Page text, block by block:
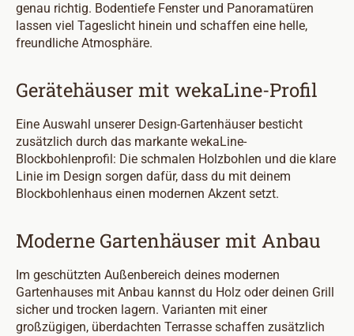
genau richtig. Bodentiefe Fenster und Panoramatüren
lassen viel Tageslicht hinein und schaffen eine helle,
freundliche Atmosphäre.
Gerätehäuser mit wekaLine-Profil
Eine Auswahl unserer Design-Gartenhäuser besticht
zusätzlich durch das markante wekaLine-
Blockbohlenprofil: Die schmalen Holzbohlen und die klare
Linie im Design sorgen dafür, dass du mit deinem
Blockbohlenhaus einen modernen Akzent setzt.
Moderne Gartenhäuser mit Anbau
Im geschützten Außenbereich deines modernen
Gartenhauses mit Anbau kannst du Holz oder deinen Grill
sicher und trocken lagern. Varianten mit einer
großzügigen, überdachten Terrasse schaffen zusätzlich